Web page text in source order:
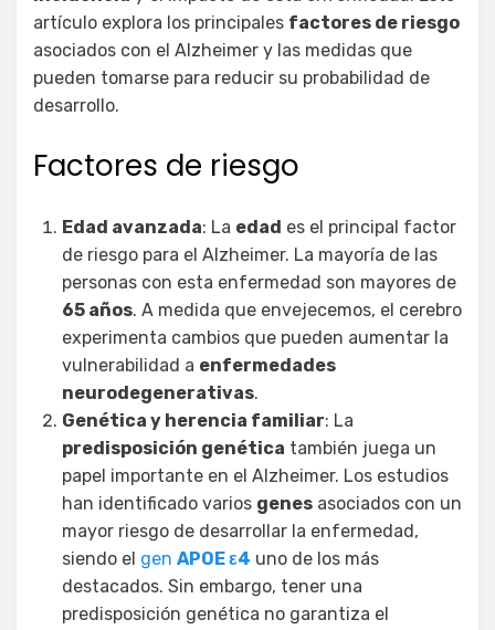
artículo explora los principales factores de riesgo
asociados con el Alzheimer y las medidas que
pueden tomarse para reducir su probabilidad de
desarrollo.
Factores de riesgo
Edad avanzada: La edad es el principal factor
de riesgo para el Alzheimer. La mayoría de las
personas con esta enfermedad son mayores de
65 años. A medida que envejecemos, el cerebro
experimenta cambios que pueden aumentar la
vulnerabilidad a enfermedades
neurodegenerativas.
Genética y herencia familiar: La
predisposición genética también juega un
papel importante en el Alzheimer. Los estudios
han identificado varios genes asociados con un
mayor riesgo de desarrollar la enfermedad,
siendo el gen APOE ε4 uno de los más
destacados. Sin embargo, tener una
predisposición genética no garantiza el